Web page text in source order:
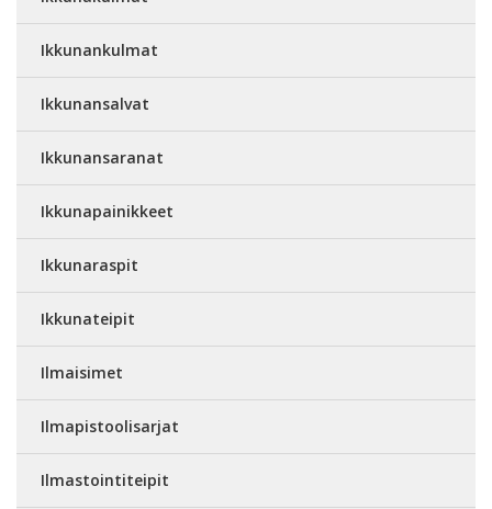
Ikkunankulmat
Ikkunansalvat
Ikkunansaranat
Ikkunapainikkeet
Ikkunaraspit
Ikkunateipit
Ilmaisimet
Ilmapistoolisarjat
Ilmastointiteipit